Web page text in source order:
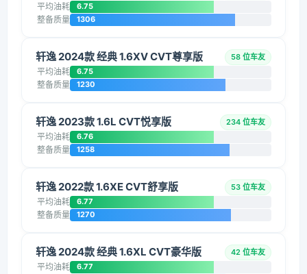
平均油耗 6.75
整备质量 1306
轩逸 2024款 经典 1.6XV CVT尊享版 58 位车友
平均油耗 6.75
整备质量 1230
轩逸 2023款 1.6L CVT悦享版 234 位车友
平均油耗 6.76
整备质量 1258
轩逸 2022款 1.6XE CVT舒享版 53 位车友
平均油耗 6.77
整备质量 1270
轩逸 2024款 经典 1.6XL CVT豪华版 42 位车友
平均油耗 6.77